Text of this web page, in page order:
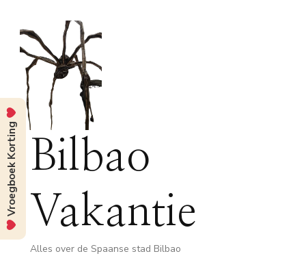
Bilbao
Vakantie
Alles over de Spaanse stad Bilbao
Vroegboek Korting